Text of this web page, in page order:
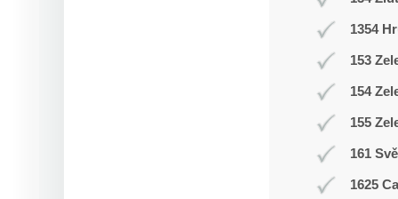
1354
153
154
155
161
1625